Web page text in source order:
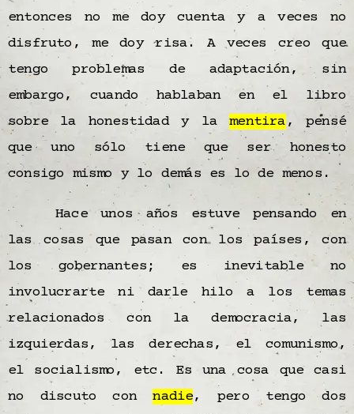
entonces no me doy cuenta y a veces no
disfruto, me doy risa. A veces creo que
tengo problemas de adaptación, sin
embargo, cuando hablaban en el libro
sobre la honestidad y lamentira , pensé
que uno sólo tiene que ser honesto
consigo mismo y lo demás es lo de menos.
Hace unos años estuve pensando en
las cosas que pasan con los países, con
los gobernantes; es inevitable no
involucrarte ni darle hilo a los temas
relacionados con la democracia, las
izquierdas, las derechas, el comunismo,
el socialismo, etc. Es una cosa que casi
no discuto connadie, pero tengo dos